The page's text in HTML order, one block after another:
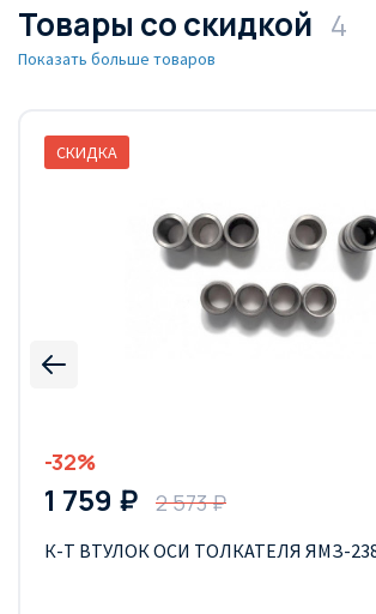
Товары со скидкой 4
Показать больше товаров
СКИДКА
-32%
1 759 ₽ 2 573 ₽
К-Т ВТУЛОК ОСИ ТОЛКАТЕЛЯ ЯМЗ-